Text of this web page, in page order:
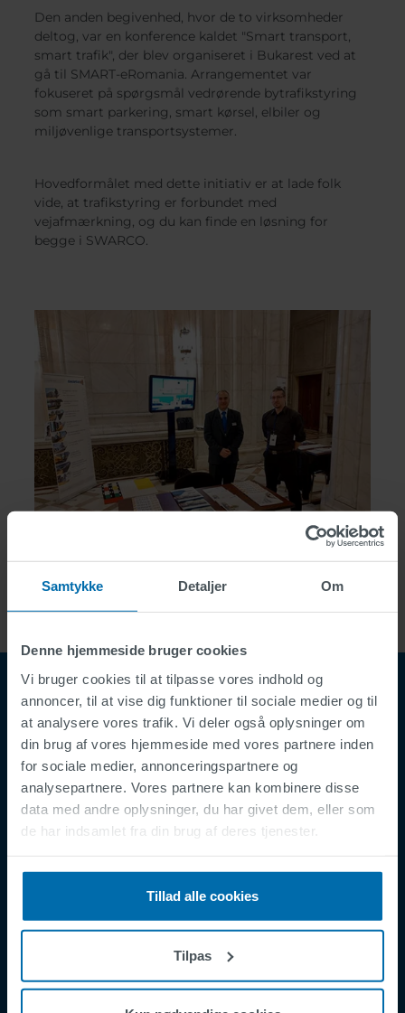
Samtykke Detaljer Om
Denne hjemmeside bruger cookies
Vi bruger cookies til at tilpasse vores indhold og
annoncer, til at vise dig funktioner til sociale medier og til
at analysere vores trafik. Vi deler også oplysninger om
din brug af vores hjemmeside med vores partnere inden
for sociale medier, annonceringspartnere og
analysepartnere. Vores partnere kan kombinere disse
data med andre oplysninger, du har givet dem, eller som
de har indsamlet fra din brug af deres tjenester.
Tillad alle cookies
Tilpas
Switzerland
Turkey
Kosovo
Ukraine
United States of
America
Other Europe
Den anden begivenhed, hvor de to virksomheder
deltog, var en konference kaldet "Smart transport,
smart trafik", der blev organiseret i Bukarest ved at
gå til SMART-eRomania. Arrangementet var
fokuseret på spørgsmål vedrørende bytrafikstyring
som smart parkering, smart kørsel, elbiler og
miljøvenlige transportsystemer.
Hovedformålet med dette initiativ er at lade folk
vide, at trafikstyring er forbundet med
vejafmærkning, og du kan finde en løsning for
begge i SWARCO.
Footer
Vilkår og Betingelser
Fortrolighedspolitik
Supplier Registration
Cookies
Security Incident Report
Speak Up Channel